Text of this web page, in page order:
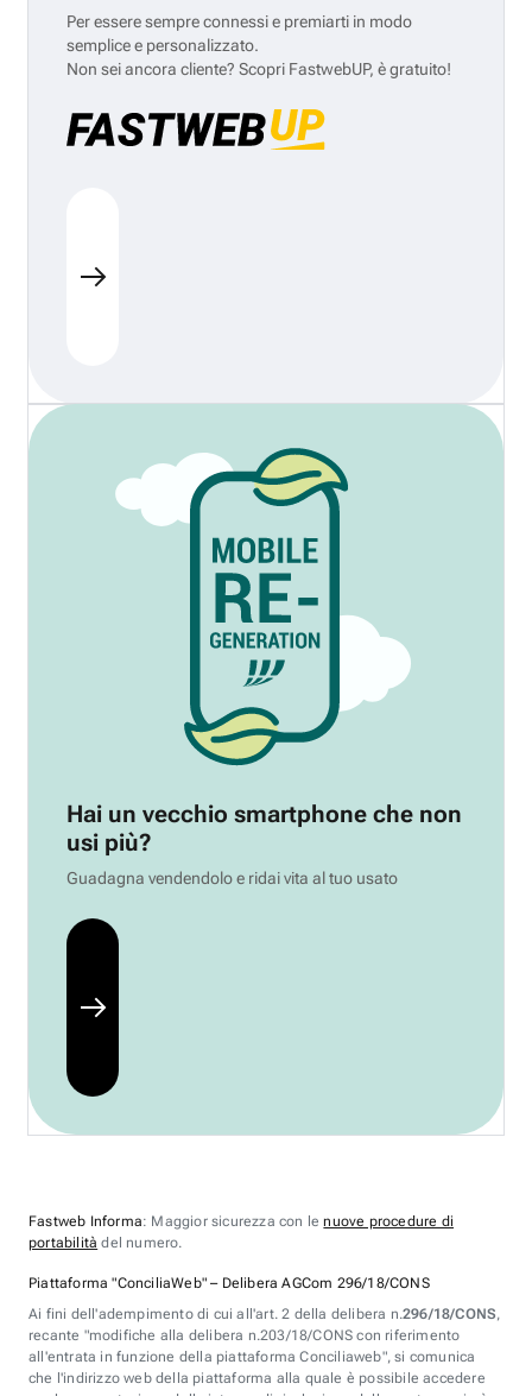
Per essere sempre connessi e premiarti in modo
semplice e personalizzato.
Non sei ancora cliente? Scopri FastwebUP, è gratuito!
Hai un vecchio smartphone che non
usi più?
Guadagna vendendolo e ridai vita al tuo usato
Fastweb Informa: Maggior sicurezza con lenuove procedure di
portabilità del numero.
Piattaforma "ConciliaWeb" – Delibera AGCom 296/18/CONS
Ai fini dell'adempimento di cui all'art. 2 della delibera n.296/18/CONS,
recante "modifiche alla delibera n.203/18/CONS con riferimento
all'entrata in funzione della piattaforma Conciliaweb", si comunica
che l'indirizzo web della piattaforma alla quale è possibile accedere